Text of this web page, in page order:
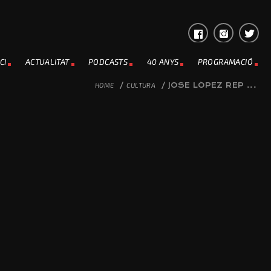
ACTUALITAT PODCASTS 40 ANYS PROGRAMACIÓ
HOME / CULTURA / JOSE LÓPEZ REP ...